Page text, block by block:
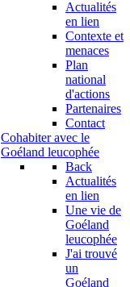
Actualités
en lien
Contexte et
menaces
Plan
national
d'actions
Partenaires
Contact
Cohabiter avec le
Goéland leucophée
Back
Actualités
en lien
Une vie de
Goéland
leucophée
J'ai trouvé
un
Goéland